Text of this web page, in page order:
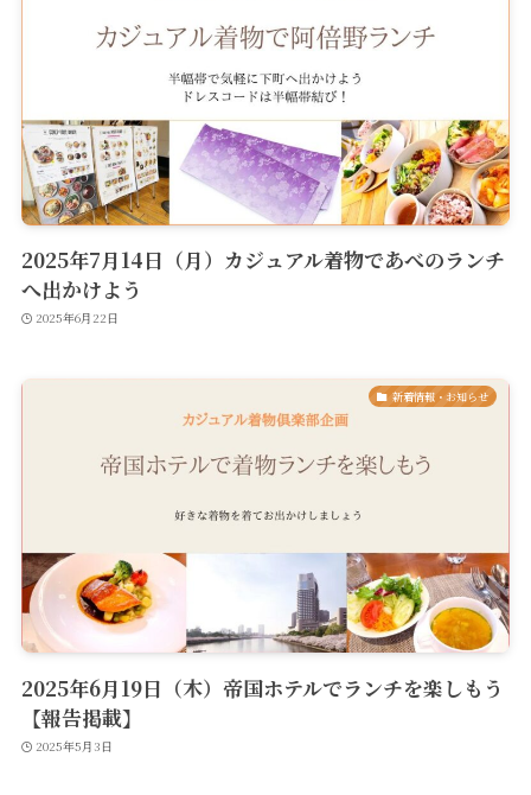
2025年7月14日（月）カジュアル着物であべのランチ
へ出かけよう
2025年6月22日
新着情報・お知らせ
2025年6月19日（木）帝国ホテルでランチを楽しもう
【報告掲載】
2025年5月3日